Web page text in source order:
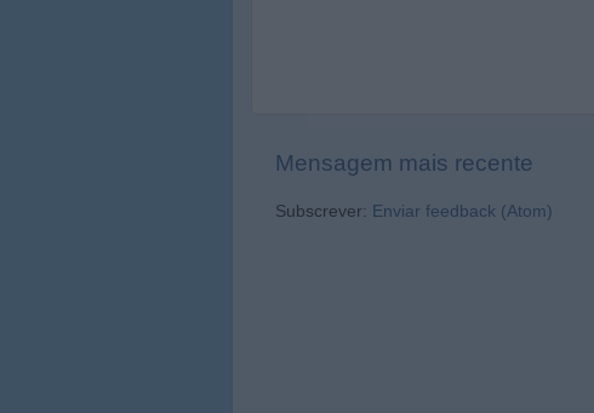
Mensagem mais recente
Subscrever: Enviar feedback (Atom)